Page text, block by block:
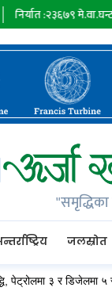
२३६७९मे.वा.घन्टा
जलस्रोत
३ र डिजेलमा ५ रुपैयाँ